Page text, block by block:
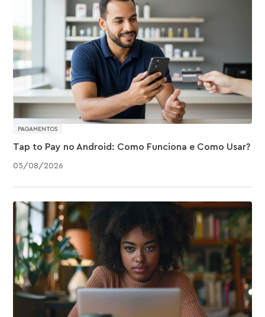
PAGAMENTOS
05/08/2026
Tap to Pay no Android: Como Funciona e Como Usar?